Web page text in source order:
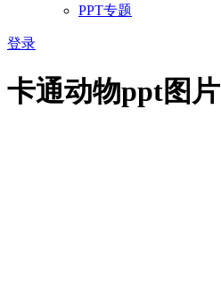
PPT专题
登录
卡通动物ppt图片